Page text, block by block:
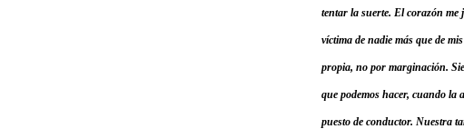
tentar la suerte. El corazón me
víctima de nadie más que de
propia, no por marginación.
que podemos hacer, cuando la
puesto de conductor. Nuestra